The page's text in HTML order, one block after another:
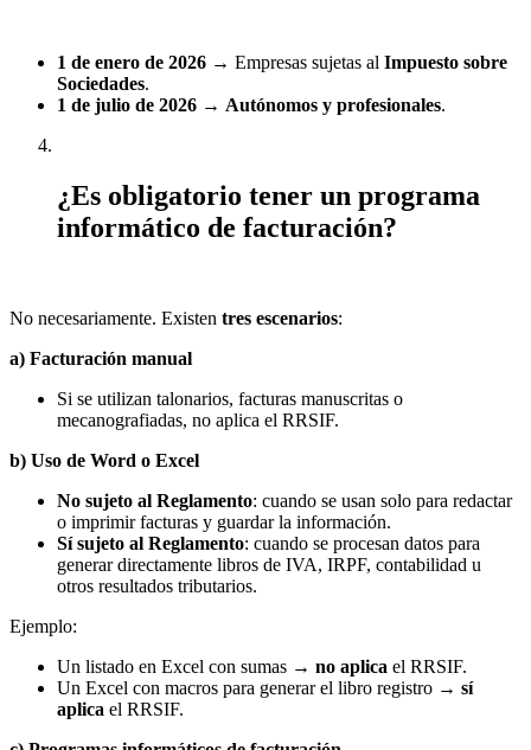
1 de enero de 2026 → Empresas sujetas al Impuesto sobre
Sociedades.
1 de julio de 2026 → Autónomos y profesionales.
¿Es obligatorio tener un programa
informático de facturación?
No necesariamente. Existen tres escenarios:
a) Facturación manual
Si se utilizan talonarios, facturas manuscritas o
mecanografiadas, no aplica el RRSIF.
b) Uso de Word o Excel
No sujeto al Reglamento: cuando se usan solo para redactar
o imprimir facturas y guardar la información.
Sí sujeto al Reglamento: cuando se procesan datos para
generar directamente libros de IVA, IRPF, contabilidad u
otros resultados tributarios.
Ejemplo:
Un listado en Excel con sumas → no aplica el RRSIF.
Un Excel con macros para generar el libro registro → sí
aplica el RRSIF.